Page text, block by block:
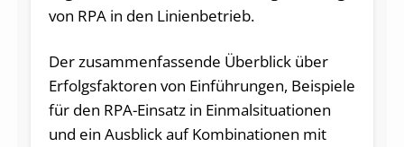
von RPA in den Linienbetrieb.
Der zusammenfassende Überblick über
Erfolgsfaktoren von Einführungen, Beispiele
für den RPA-Einsatz in Einmalsituationen
und ein Ausblick auf Kombinationen mit